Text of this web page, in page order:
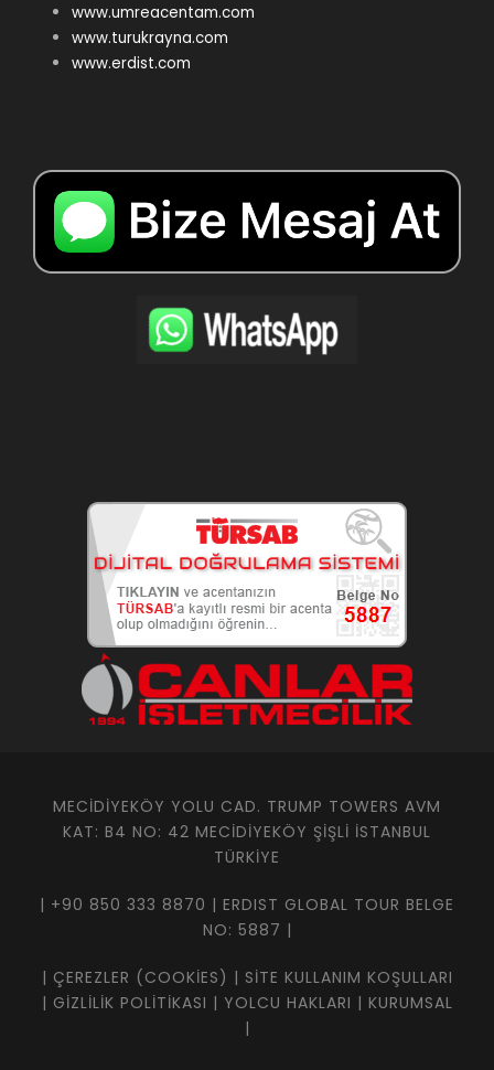
www.umreacentam.com
www.turukrayna.com
www.erdist.com
MECIDIYEKÖY YOLU CAD. TRUMP TOWERS AVM
KAT: B4 NO: 42 MECIDIYEKÖY ŞIŞLI İSTANBUL
TÜRKIYE
| +90 850 333 8870 | ERDIST GLOBAL TOUR BELGE
NO: 5887 |
| ÇEREZLER (COOKIES) | SITE KULLANIM KOŞULLARI
| GIZLILIK POLITIKASI | YOLCU HAKLARI | KURUMSAL
|